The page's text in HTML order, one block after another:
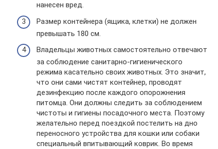
нанесен вред.
Размер контейнера (ящика, клетки) не должен
превышать 180 см.
Владельцы животных самостоятельно отвечают
за соблюдение санитарно-гигиенического
режима касательно своих животных. Это значит,
что они сами чистят контейнер, проводят
дезинфекцию после каждого опорожнения
питомца. Они должны следить за соблюдением
чистоты и гигиены посадочного места. Поэтому
желательно перед поездкой постелить на дно
переносного устройства для кошки или собаки
специальный впитывающий коврик. Во время